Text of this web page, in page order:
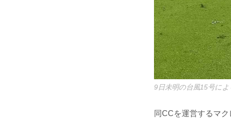
9日未明の台風15号に
同CCを運営するマ